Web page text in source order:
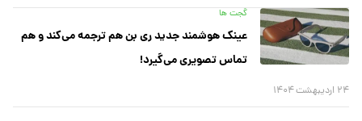
گجت ها
عینک هوشمند جدید ری بن هم ترجمه می‌کند و هم
تماس تصویری می‌گیرد!
۲۴ اردیبهشت ۱۴۰۴